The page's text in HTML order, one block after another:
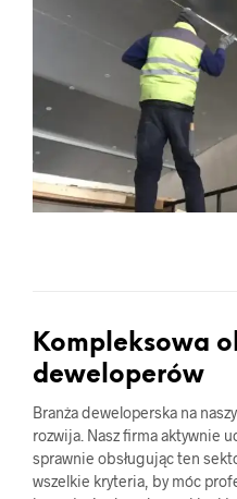
Kompleksowa
deweloperów
Branża deweloperska na
rozwija. Nasz firma aktywnie
sprawnie obsługując ten
wszelkie kryteria, by móc